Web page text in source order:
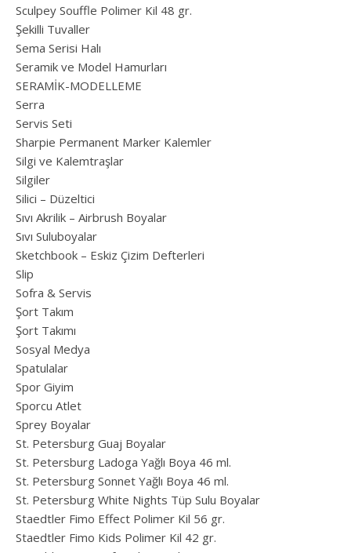
Sculpey Souffle Polimer Kil 48 gr.
Şekilli Tuvaller
Sema Serisi Halı
Seramik ve Model Hamurları
SERAMİK-MODELLEME
Serra
Servis Seti
Sharpie Permanent Marker Kalemler
Silgi ve Kalemtraşlar
Silgiler
Silici – Düzeltici
Sıvı Akrilik – Airbrush Boyalar
Sıvı Suluboyalar
Sketchbook – Eskiz Çizim Defterleri
Slip
Sofra & Servis
Şort Takım
Şort Takımı
Sosyal Medya
Spatulalar
Spor Giyim
Sporcu Atlet
Sprey Boyalar
St. Petersburg Guaj Boyalar
St. Petersburg Ladoga Yağlı Boya 46 ml.
St. Petersburg Sonnet Yağlı Boya 46 ml.
St. Petersburg White Nights Tüp Sulu Boyalar
Staedtler Fimo Effect Polimer Kil 56 gr.
Staedtler Fimo Kids Polimer Kil 42 gr.